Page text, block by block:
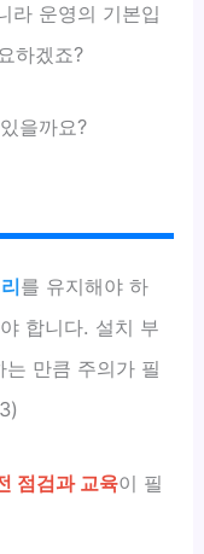
라 운영의 기본입
하겠죠?
을까요?
를 유지해야 하
합니다. 설치 부
는 만큼 주의가 필
점검과 교육이 필